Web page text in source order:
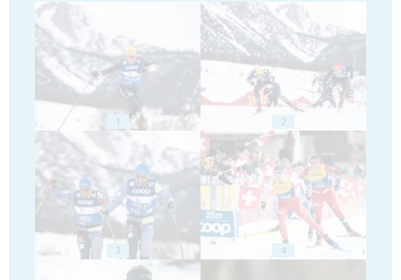
1 2
3 4